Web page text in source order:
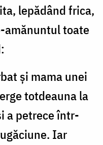
lepădând frica,
amănuntul toate
și mama unei
totdeauna la
a petrece într-
Iar